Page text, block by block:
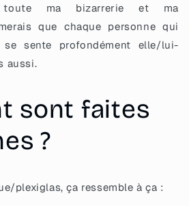
toute ma bizarrerie et ma
que chaque personne qui
sente profondément elle/lui-
aussi.
sont faites
?
plexiglas, ça ressemble à ça :